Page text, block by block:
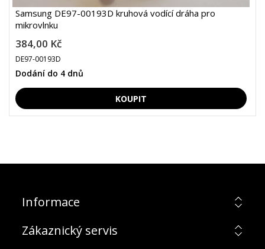
Samsung DE97-00193D kruhová vodící dráha pro
mikrovlnku
384,00 Kč
DE97-00193D
Dodání do 4 dnů
Informace
Zákaznický servis